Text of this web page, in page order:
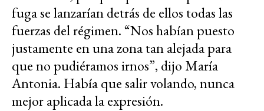
fuga se lanzarían detrás de ellos todas las
fuerzas del régimen. “Nos habían puesto
justamente en una zona tan alejada para
que no pudiéramos irnos”, dijo María
Antonia. Había que salir volando, nunca
mejor aplicada la expresión.